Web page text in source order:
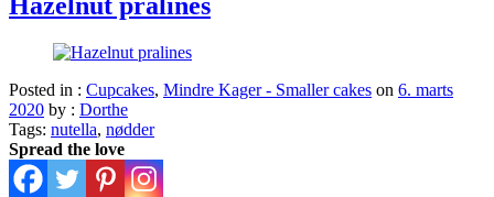
Posted in : Cupcakes, Mindre Kager - Smaller cakes on 6. marts
2020 by : Dorthe
Tags: nutella, nødder
Spread the love